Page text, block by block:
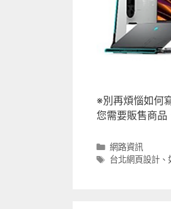
※別再煩惱如何
您需要販售商
分
類
網路資訊
標
台北網頁設計、